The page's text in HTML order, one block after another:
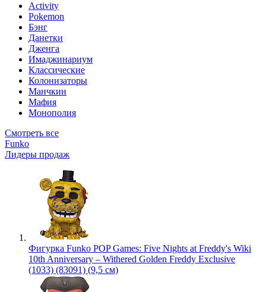
Activity
Pokemon
Бэнг
Данетки
Дженга
Имаджинариум
Классические
Колонизаторы
Манчкин
Мафия
Монополия
Смотреть все
Funko
Лидеры продаж
Фигурка Funko POP Games: Five Nights at Freddy's Wiki
10th Anniversary – Withered Golden Freddy Exclusive
(1033) (83091) (9,5 см)